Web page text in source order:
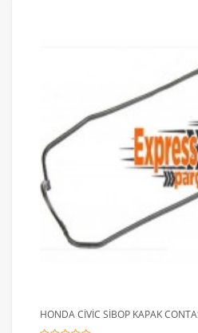
HONDA CİVİC SİBOP KAPAK